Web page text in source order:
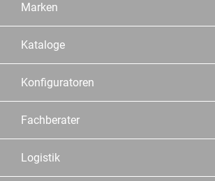
Marken
Kataloge
Konfiguratoren
Fachberater
Logistik